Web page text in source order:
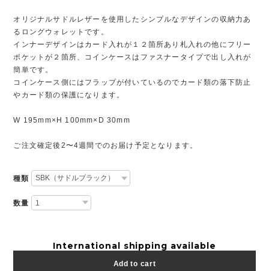
オリジナルサドルレザーを使用したシンプルなデザインの収納力あ
るロングウォレットです。
インナーデザインはカード入れが１２箇所あり札入れの他にフリー
ポケットが２箇所、コインケースはファスナータイプで出し入れが
簡単です。
コインケース側にはフラップが付いているのでカード類の落下防止
やカード類の保護になります。
W 195mm×H 100mm×D 30mm
ご注文確定後2〜4週間でのお届け予定となります。
種類
数量
International shipping available
Add to cart